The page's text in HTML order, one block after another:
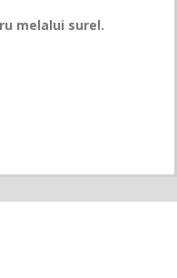
melalui surel.